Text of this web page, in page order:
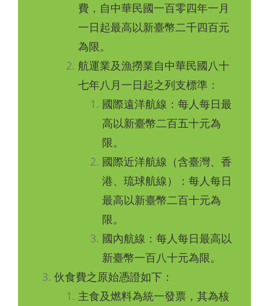
費，自中華民國一百零四年一月
一日起最高以新臺幣二千四百元
為限。
航運業及漁撈業自中華民國八十
七年八月一日起之列支標準：
國際遠洋航線：每人每日最
高以新臺幣二百五十元為
限。
國際近洋航線（含臺灣、香
港、琉球航線）：每人每日
最高以新臺幣二百十元為
限。
國內航線：每人每日最高以
新臺幣一百八十元為限。
伙食費之原始憑證如下：
主食及燃料為統一發票，其為核